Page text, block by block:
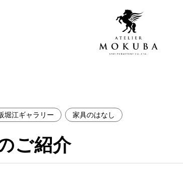
青山プレミアムギャラリー
堀江ギャラリー 家具のはなし
ご紹介